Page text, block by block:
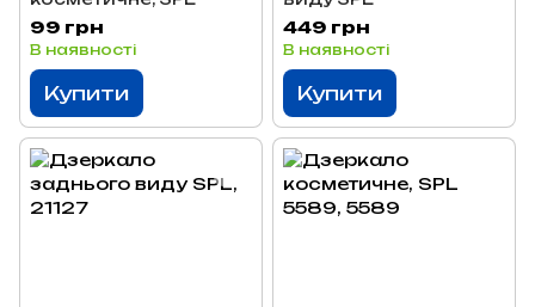
99 грн
В наявності
Купити
449 грн
В наявності
Купити